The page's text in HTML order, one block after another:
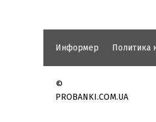
Информер Политика
©
PROBANKI.COM.UA